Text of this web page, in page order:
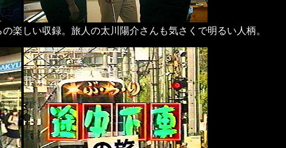
楽しい収録。旅人の太川陽介さんも気さくで明るい人柄。